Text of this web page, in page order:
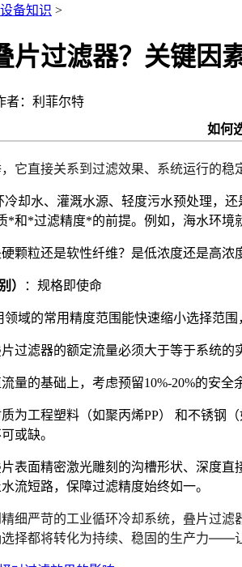
设备知识 >
片过滤器？关键因
者：利菲尔特
如何
它直接关系到过滤效果、系统运行的稳
冷却水、灌溉水源、轻度污水预处理，
和*过滤精度*的前提。例如，海水环境
颗粒还是软性纤维？是低浓度还是高
） ：规格即使命
领域的常用精度范围能快速缩小选择范
过滤器的额定流量必须大于等于系统的
量的基础上，考虑预留10%-20%的安
为工程塑料（如聚丙烯PP） 和不锈钢（
或缺。
片表面精密激光雕刻的沟槽形状、深度
流短路，保障过滤精度始终如一。
细严苛的工业循环冷却系统，叠片过
择都将转化为持续、稳固的生产力——